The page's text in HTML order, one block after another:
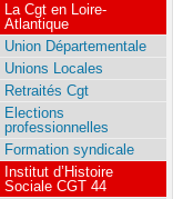
La Cgt en Loire-
Atlantique
Union Départementale
Unions Locales
Retraités Cgt
Elections
professionnelles
Formation syndicale
Institut d’Histoire
Sociale CGT 44